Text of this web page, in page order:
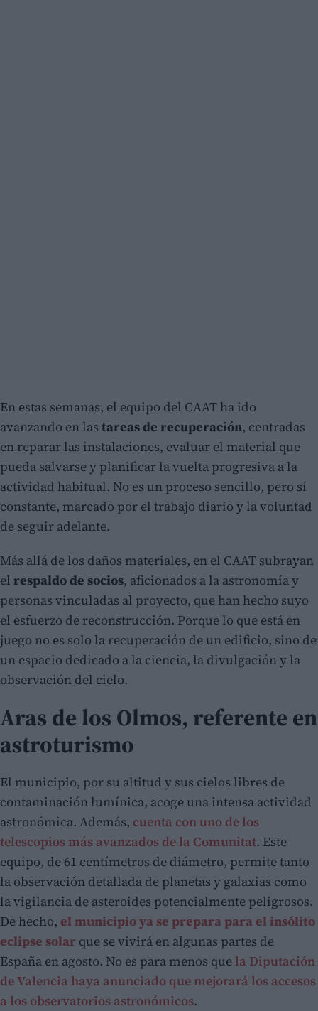
En estas semanas, el equipo del CAAT ha ido
avanzando en las tareas de recuperación, centradas
en reparar las instalaciones, evaluar el material que
pueda salvarse y planificar la vuelta progresiva a la
actividad habitual. No es un proceso sencillo, pero sí
constante, marcado por el trabajo diario y la voluntad
de seguir adelante.
Más allá de los daños materiales, en el CAAT subrayan
el respaldo de socios, aficionados a la astronomía y
personas vinculadas al proyecto, que han hecho suyo
el esfuerzo de reconstrucción. Porque lo que está en
juego no es solo la recuperación de un edificio, sino de
un espacio dedicado a la ciencia, la divulgación y la
observación del cielo.
Aras de los Olmos, referente en
astroturismo
El municipio, por su altitud y sus cielos libres de
contaminación lumínica, acoge una intensa actividad
astronómica. Además, cuenta con uno de los
telescopios más avanzados de la Comunitat. Este
equipo, de 61 centímetros de diámetro, permite tanto
la observación detallada de planetas y galaxias como
la vigilancia de asteroides potencialmente peligrosos.
De hecho, el municipio ya se prepara para el insólito
eclipse solar que se vivirá en algunas partes de
España en agosto. No es para menos que la Diputación
de Valencia haya anunciado que mejorará los accesos
a los observatorios astronómicos.